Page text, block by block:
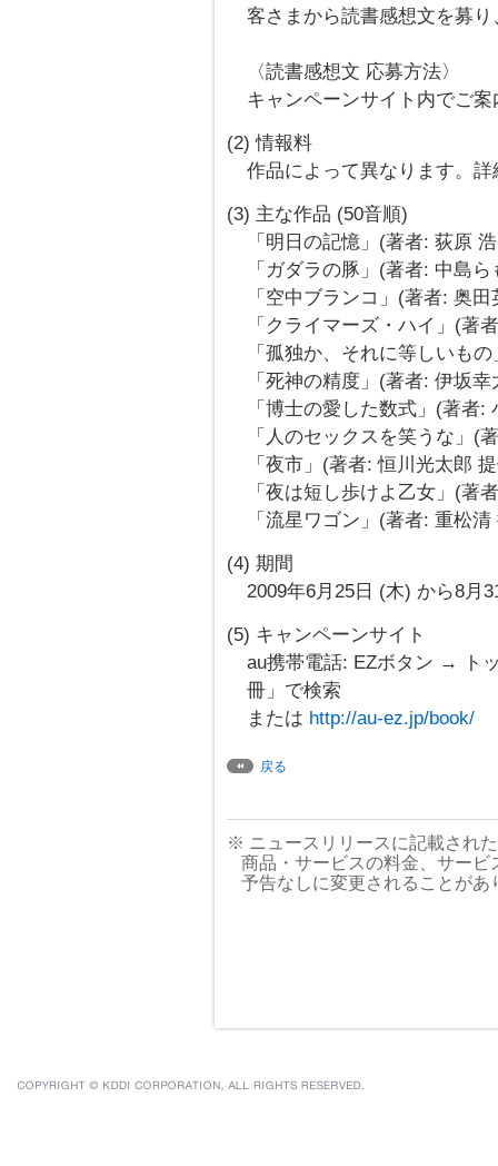
客さまから読書感想文を募
〈読書感想文 応募方法〉
キャンペーンサイト内でご
(2) 情報料
作品によって異なります。
(3) 主な作品 (50音順)
「明日の記憶」(著者: 荻原
「ガダラの豚」(著者: 中島
「空中ブランコ」(著者: 奥
「クライマーズ・ハイ」(著
「孤独か、それに等しいも
「死神の精度」(著者: 伊坂
「博士の愛した数式」(著者
「人のセックスを笑うな」(
「夜市」(著者: 恒川光太郎
「夜は短し歩けよ乙女」(著
「流星ワゴン」(著者: 重松
(4) 期間
2009年6月25日 (木) から8月
(5) キャンペーンサイト
au携帯電話: EZボタン → ト
冊」で検索
または http://au-ez.jp/book/
戻る
※ ニュースリリースに記載され
商品・サービスの料金、サー
予告なしに変更されることが